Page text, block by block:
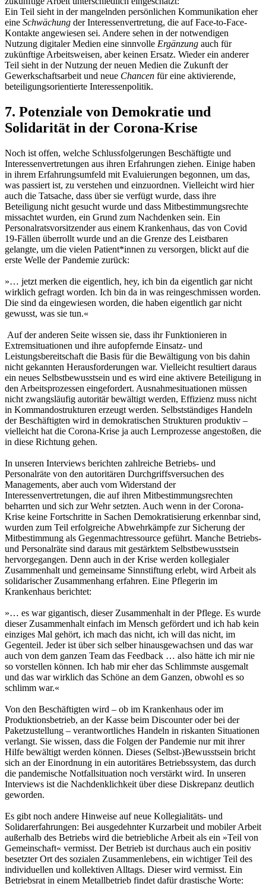
Ein Teil sieht in der mangelnden persönlichen Kommunikation eher
eine Schwächung der Interessenvertretung, die auf Face-to-Face-
Kontakte angewiesen sei. Andere sehen in der notwendigen
Nutzung digitaler Medien eine sinnvolle Ergänzung auch für
zukünftige Arbeitsweisen, aber keinen Ersatz. Wieder ein anderer
Teil sieht in der Nutzung der neuen Medien die Zukunft der
Gewerkschaftsarbeit und neue Chancen für eine aktivierende,
beteiligungsorientierte Interessenpolitik.
7. Potenziale von Demokratie und
Solidarität in der Corona-Krise
Noch ist offen, welche Schlussfolgerungen Beschäftigte und
Interessenvertretungen aus ihren Erfahrungen ziehen. Einige haben
in ihrem Erfahrungsumfeld mit Evaluierungen begonnen, um das,
was passiert ist, zu verstehen und einzuordnen. Vielleicht wird hier
auch die Tatsache, dass über sie verfügt wurde, dass ihre
Beteiligung nicht gesucht wurde und dass Mitbestimmungsrechte
missachtet wurden, ein Grund zum Nachdenken sein. Ein
Personalratsvorsitzender aus einem Krankenhaus, das von Covid
19-Fällen überrollt wurde und an die Grenze des Leistbaren
gelangte, um die vielen Patient*innen zu versorgen, blickt auf die
erste Welle der Pandemie zurück:
»… jetzt merken die eigentlich, hey, ich bin da eigentlich gar nicht
wirklich gefragt worden. Ich bin da in was reingeschmissen worden.
Die sind da eingewiesen worden, die haben eigentlich gar nicht
gewusst, was sie tun.«
Auf der anderen Seite wissen sie, dass ihr Funktionieren in
Extremsituationen und ihre aufopfernde Einsatz- und
Leistungsbereitschaft die Basis für die Bewältigung von bis dahin
nicht gekannten Herausforderungen war. Vielleicht resultiert daraus
ein neues Selbstbewusstsein und es wird eine aktivere Beteiligung in
den Arbeitsprozessen eingefordert. Ausnahmesituationen müssen
nicht zwangsläufig autoritär bewältigt werden, Effizienz muss nicht
in Kommandostrukturen erzeugt werden. Selbstständiges Handeln
der Beschäftigten wird in demokratischen Strukturen produktiv –
vielleicht hat die Corona-Krise ja auch Lernprozesse angestoßen, die
in diese Richtung gehen.
In unseren Interviews berichten zahlreiche Betriebs- und
Personalräte von den autoritären Durchgriffsversuchen des
Managements, aber auch vom Widerstand der
Interessenvertretungen, die auf ihren Mitbestimmungsrechten
beharrten und sich zur Wehr setzten. Auch wenn in der Corona-
Krise keine Fortschritte in Sachen Demokratisierung erkennbar sind,
wurden zum Teil erfolgreiche Abwehrkämpfe zur Sicherung der
Mitbestimmung als Gegenmachtressource geführt. Manche Betriebs-
und Personalräte sind daraus mit gestärktem Selbstbewusstsein
hervorgegangen. Denn auch in der Krise werden kollegialer
Zusammenhalt und gemeinsame Sinnstiftung erlebt, wird Arbeit als
solidarischer Zusammenhang erfahren. Eine Pflegerin im
Krankenhaus berichtet:
»… es war gigantisch, dieser Zusammenhalt in der Pflege. Es wurde
dieser Zusammenhalt einfach im Mensch gefördert und ich hab kein
einziges Mal gehört, ich mach das nicht, ich will das nicht, im
Gegenteil. Jeder ist über sich selber hinausgewachsen und das war
auch von dem ganzen Team das Feedback … also hätte ich mir nie
so vorstellen können. Ich hab mir eher das Schlimmste ausgemalt
und das war wirklich das Schöne an dem Ganzen, obwohl es so
schlimm war.«
Von den Beschäftigten wird – ob im Krankenhaus oder im
Produktionsbetrieb, an der Kasse beim Discounter oder bei der
Paketzustellung – verantwortliches Handeln in riskanten Situationen
verlangt. Sie wissen, dass die Folgen der Pandemie nur mit ihrer
Hilfe bewältigt werden können. Dieses (Selbst-)Bewusstsein bricht
sich an der Einordnung in ein autoritäres Betriebssystem, das durch
die pandemische Notfallsituation noch verstärkt wird. In unseren
Interviews ist die Nachdenklichkeit über diese Diskrepanz deutlich
geworden.
Es gibt noch andere Hinweise auf neue Kollegialitäts- und
Solidarerfahrungen: Bei ausgedehnter Kurzarbeit und mobiler Arbeit
außerhalb des Betriebs wird die betriebliche Arbeit als ein »Teil von
Gemeinschaft« vermisst. Der Betrieb ist durchaus auch ein positiv
besetzter Ort des sozialen Zusammenlebens, ein wichtiger Teil des
individuellen und kollektiven Alltags. Dieser wird vermisst. Ein
Betriebsrat in einem Metallbetrieb findet dafür drastische Worte: